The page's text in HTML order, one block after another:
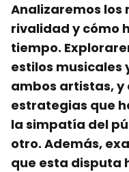
Analizaremos los
rivalidad y cómo
tiempo.
estilos musicales
ambos artistas, y
estrategias que
la simpatía del
otro. Además,
que esta disputa